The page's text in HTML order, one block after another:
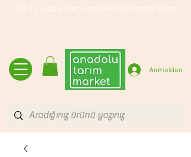
500 TL ve üzeri tüm siparişlerinde ücretsiz kargo
Anmelden